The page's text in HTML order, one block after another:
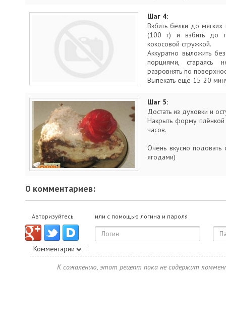
Шаг 4:
Взбить белки до мягких
(100 г) и взбить до
кокосовой стружкой.
Аккуратно выложить
порциями, стараясь
разровнять по
Выпекать ещё 15-20
Шаг 5:
Достать из духовки и
Накрыть форму плёнкой
часов.
Очень вкусно подовать
ягодами)
0 комментариев:
Авторизуйтесь или с помощью логина и пароля
Комментарии
К сожалению, этот рецепт пока не содержит